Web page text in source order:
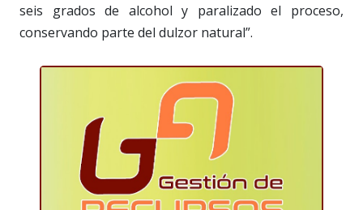
seis grados de alcohol y paralizado el proceso,
conservando parte del dulzor natural”.